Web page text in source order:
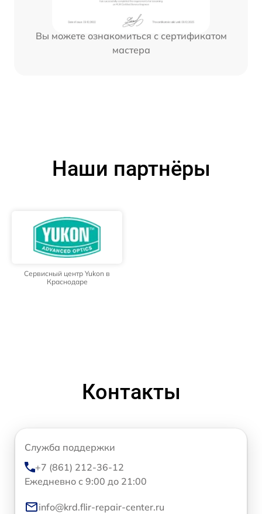
Вы можете ознакомиться с сертификатом
мастера
Наши партнёры
Сервисный центр Yukon в
Краснодаре
Контакты
Служба поддержки
+7 (861) 212-36-12
Ежедневно с 9:00 до 21:00
info@krd.flir-repair-center.ru